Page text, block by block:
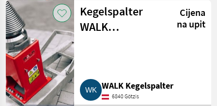
obradu drveta /
Rezači drva
Kegelspalter
WALK
Cijena
na upit
WALK Kegelspalter
6840 Götzis